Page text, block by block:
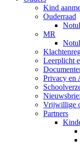
Kind
Ouderraad
MR
Leerplicht
Privacy en
Vrijwillige
Partners